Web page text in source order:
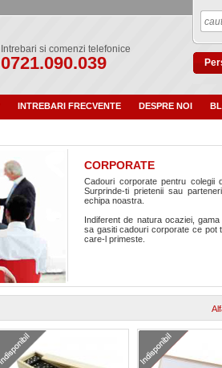
Intrebari si comenzi telefonice
0721.090.039
INTREBARI FRECVENTE DESPRE NOI
CORPORATE
Cadouri corporate pentru colegii
Surprinde-ti prietenii sau
echipa noastra.
Indiferent de natura ocaziei,
sa gasiti cadouri corporate ce pot
care-l primeste.